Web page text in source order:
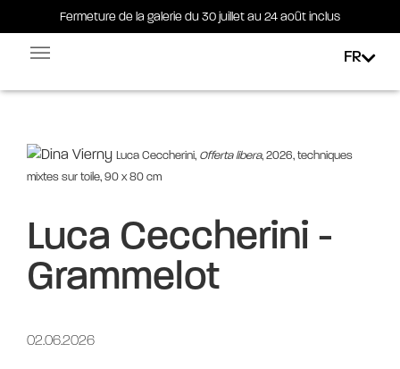
Fermeture de la galerie du 30 juillet au 24 août inclus
Fermeture de la galerie du 30 juillet au 24 août inclus
FR
Luca Ceccherini, Offerta libera, 2026, techniques
mixtes sur toile, 90 x 80 cm
Luca Ceccherini -
Grammelot
02.06.2026